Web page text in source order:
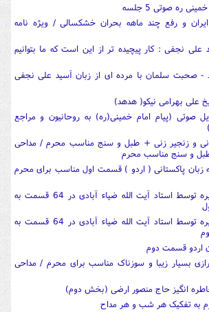
ره صوتی 5 جلسه
و رفع چند ماهه بحران خشکسالی / ویژه نامه
نجفی : کار پیچیده تر از این است که ما بتوانیم
- صحبت سلمان با مرده ای از زبان آسید علی نجفی
علی بهرامی نیکو( هدهد)
صوتی (پیام امام خمینی(ره) به روحانیون و مراجع
و زنجیر زنی + طبل و سنج مناسب محرم / مداحی
و سنج مناسب محرم
زبان پاکستانی ( اردو ) قسمت اول مناسب برای محرم
شرح زیارت جامعه کبیره توسط استاد آیت الله ضیاء آبادی در 64 قسمت به
شرح زیارت جامعه کبیره توسط استاد آیت الله ضیاء آبادی در 64 قسمت به
اردو قسمت دوم
بسیار زیبا و سوزناک مناسب برای محرم / مداحی
انگیز حاج منصور ارضی (بخش دوم)
به تفکیک هر شب و هر مداح